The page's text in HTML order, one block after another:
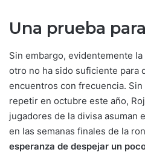
Una prueba
Sin embargo, evidentemente
otro no ha sido suficiente para
encuentros con frecuencia.
repetir en octubre este año,
jugadores de la divisa asuman
en las semanas finales de la
esperanza de despejar un